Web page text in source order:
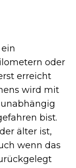
oder
erreicht
wird mit
bist.
älter ist,
wenn das